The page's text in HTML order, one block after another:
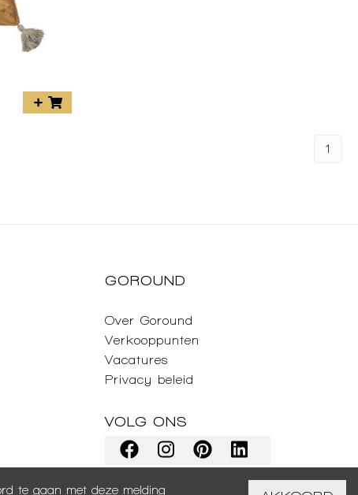
1
te gaan met deze melding
GOROUND
Over Goround
Verkooppunten
Vacatures
Privacy beleid
VOLG ONS